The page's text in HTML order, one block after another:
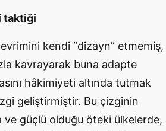
taktiği
kendi “dizayn” etmemiş,
kavrayarak buna adapte
hâkimiyeti altında tutmak
geliştirmiştir. Bu çizginin
ve güçlü olduğu öteki ülkelerde,